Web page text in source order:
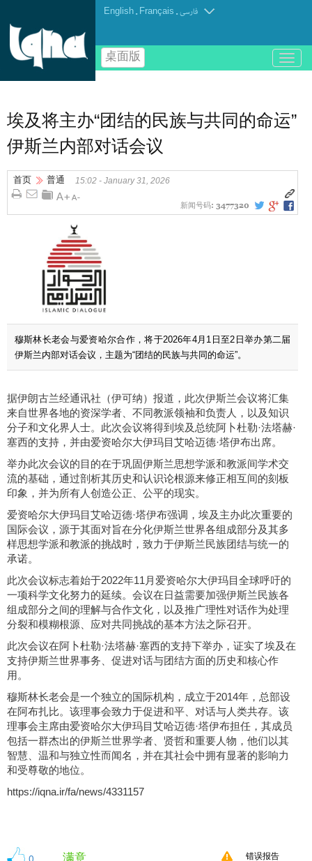
English . Français .فارسی
桌面版
باز
و
منو
埃及将主办“团结的民族与共同的命运”
伊斯兰内部对话会议
首页 普通 15:02 - January 31, 2026
新闻号码: 3477320
穆斯林长老会与爱资哈尔合作，将于2026年4月1日至2日举办第二届
伊斯兰内部对话会议，主题为“团结的民族与共同的命运”。
据伊朗古兰经通讯社（伊可纳）报道，此次伊斯兰会议将汇集
来自世界各地的资深学者、不同教派领袖和负责人，以及知识
分子和文化界人士。此次会议将得到埃及总统阿卜杜勒·法塔赫·
塞西的支持，并由爱资哈尔大伊玛目艾哈迈德·塔伊布出席。
举办此次会议的目的在于巩固伊斯兰思想学派和教派间学术交
流的基础，通过剖析其历史和认识论根源来修正相互间的刻板
印象，并为所有人创造公正、公平的现实。
爱资哈尔大伊玛目艾哈迈德·塔伊布强调，埃及主办此次重要的
国际会议，源于其面对旨在分化伊斯兰世界各组成部分及其多
样思想学派和教派的挑战时，致力于伊斯兰民族团结与统一的
承诺。
此次会议标志着始于2022年11月爱资哈尔大伊玛目全球呼吁的
一项科学文化努力的延续。会议在日益需要加强伊斯兰民族各
组成部分之间的理解与合作文化，以及推广理性对话作为处理
分裂和模糊根源、应对共同挑战的基本方法之际召开。
此次会议在阿卜杜勒·法塔赫·塞西的支持下举办，证实了埃及在
支持伊斯兰世界事务、促进对话与团结方面的历史和核心作
用。
穆斯林长老会是一个独立的国际机构，成立于2014年，总部设
在阿布扎比。该理事会致力于促进和平、对话与人类共存。该
理事会主席由爱资哈尔大伊玛目艾哈迈德·塔伊布担任，其成员
包括一群杰出的伊斯兰世界学者、贤哲和重要人物，他们以其
智慧、温和与独立性而闻名，并在其社会中拥有显著的影响力
和受尊敬的地位。
https://iqna.ir/fa/news/4331157
满意 错误报告